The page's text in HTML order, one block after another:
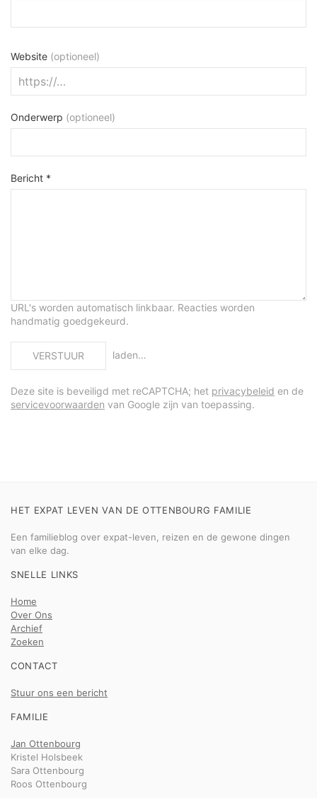
Website (optioneel)
Onderwerp (optioneel)
Bericht *
URL's worden automatisch linkbaar. Reacties worden
handmatig goedgekeurd.
VERSTUUR laden…
Deze site is beveiligd met reCAPTCHA; het privacybeleid en de
servicevoorwaarden van Google zijn van toepassing.
HET EXPAT LEVEN VAN DE OTTENBOURG FAMILIE
Een familieblog over expat-leven, reizen en de gewone dingen
van elke dag.
SNELLE LINKS
Home
Over Ons
Archief
Zoeken
CONTACT
Stuur ons een bericht
FAMILIE
Jan Ottenbourg
Kristel Holsbeek
Sara Ottenbourg
Roos Ottenbourg